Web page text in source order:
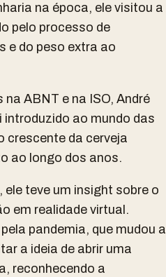
na época, ele visitou a
pelo processo de
e do peso extra ao
ABNT e na ISO, André
introduzido ao mundo das
crescente da cerveja
ao longo dos anos.
teve um insight sobre o
em realidade virtual.
pandemia, que mudou a
a ideia de abrir uma
reconhecendo a